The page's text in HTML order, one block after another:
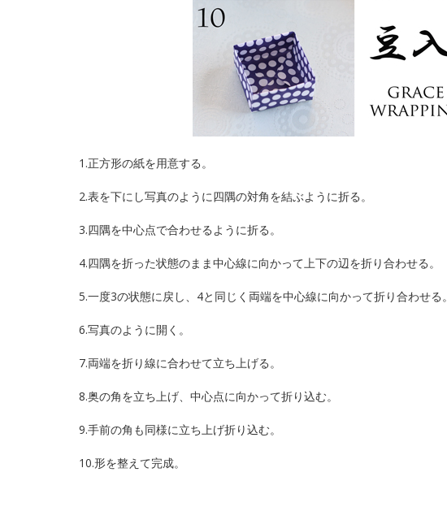
1.正方形の紙を用意する。
2.表を下にし写真のように四隅の対角を結ぶように折る。
3.四隅を中心点で合わせるように折る。
4.四隅を折った状態のまま中心線に向かって上下の辺を折り合わせる。
5.一度3の状態に戻し、4と同じく両端を中心線に向かって折り合わせる。
6.写真のように開く。
7.両端を折り線に合わせて立ち上げる。
8.奥の角を立ち上げ、中心点に向かって折り込む。
9.手前の角も同様に立ち上げ折り込む。
10.形を整えて完成。